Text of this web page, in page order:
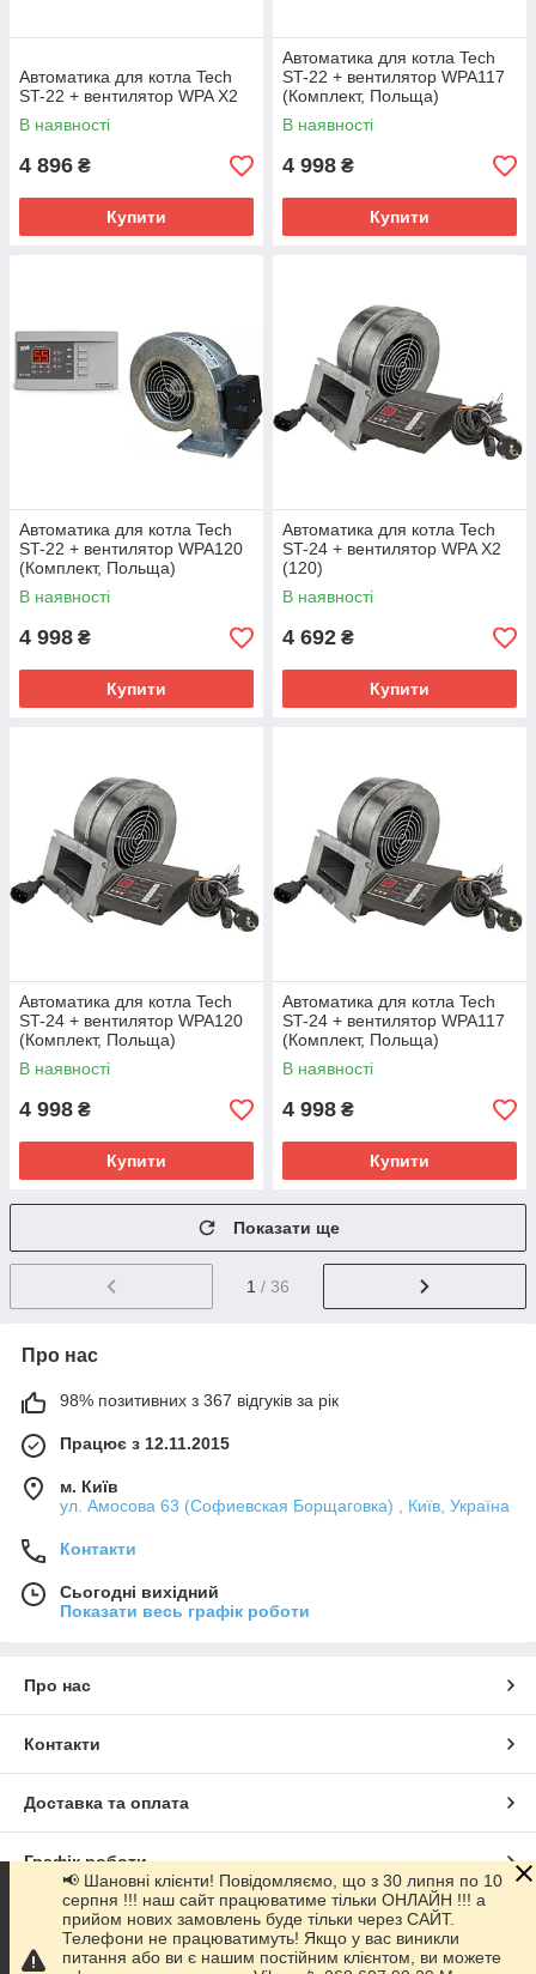
Автоматика для котла Tech
ST-22 + вентилятор WPA X2
В наявності
4 896 ₴
Купити
Автоматика для котла Tech
ST-22 + вентилятор WPA117
(Комплект, Польща)
В наявності
4 998 ₴
Купити
Автоматика для котла Tech
ST-22 + вентилятор WPA120
(Комплект, Польща)
В наявності
4 998 ₴
Купити
Автоматика для котла Tech
ST-24 + вентилятор WPA X2
(120)
В наявності
4 692 ₴
Купити
Автоматика для котла Tech
ST-24 + вентилятор WPA120
(Комплект, Польща)
В наявності
4 998 ₴
Купити
Автоматика для котла Tech
ST-24 + вентилятор WPA117
(Комплект, Польща)
В наявності
4 998 ₴
Купити
Показати ще
1 / 36
Про нас
98% позитивних з 367 відгуків за рік
Працює з 12.11.2015
м. Київ
ул. Амосова 63 (Софиевская Борщаговка) , Київ, Україна
Контакти
Сьогодні вихідний
Показати весь графік роботи
Про нас
Контакти
Доставка та оплата
Графік роботи
Повна версія сайту
📢 Шановні клієнти! Повідомляємо, що з 30 липня по 10
серпня !!! наш сайт працюватиме тільки ОНЛАЙН !!! а
прийом нових замовлень буде тільки через САЙТ.
Телефони не працюватимуть! Якщо у вас виникли
питання або ви є нашим постійним клієнтом, ви можете